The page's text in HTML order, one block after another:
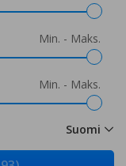
Min. - Maks.
Min. - Maks.
Suomi